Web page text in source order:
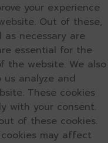
your experience
Out of these,
necessary are
essential for the
the website. We also
analyze and
These cookies
with your consent.
of these cookies.
may affect